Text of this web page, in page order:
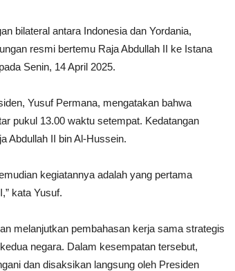
bilateral antara Indonesia dan Yordania,
resmi bertemu Raja Abdullah II ke Istana
Senin, 14 April 2025.
Yusuf Permana, mengatakan bahwa
pukul 13.00 waktu setempat. Kedatangan
Abdullah II bin Al-Hussein.
kegiatannya adalah yang pertama
kata Yusuf.
melanjutkan pembahasan kerja sama strategis
negara. Dalam kesempatan tersebut,
dan disaksikan langsung oleh Presiden